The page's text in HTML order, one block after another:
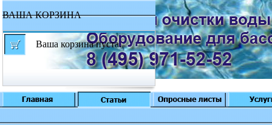
ВАША КОРЗИНА
Ваша корзина пуста.